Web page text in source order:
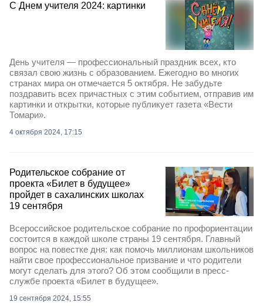
С Днем учителя 2024: картинки
День учителя — профессиональный праздник всех, кто
связал свою жизнь с образованием. Ежегодно во многих
странах мира он отмечается 5 октября. Не забудьте
поздравить всех причастных с этим событием, отправив им
картинки и открытки, которые публикует газета «Вести
Томари».
4 октября 2024, 17:15
Родительское собрание от
проекта «Билет в будущее»
пройдет в сахалинских школах
19 сентября
Всероссийское родительское собрание по профориентации
состоится в каждой школе страны 19 сентября. Главный
вопрос на повестке дня: как помочь миллионам школьников
найти свое профессиональное призвание и что родители
могут сделать для этого? Об этом сообщили в пресс-
службе проекта «Билет в будущее».
19 сентября 2024, 15:55